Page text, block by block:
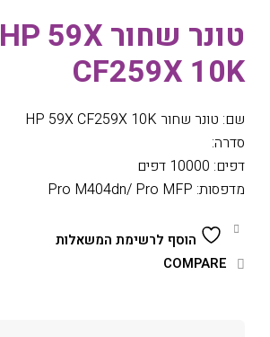
טונר שחור HP 59X
CF259X 10K
שם: טונר שחור HP 59X CF259X 10K
סדרה:
דפים: 10000 דפים
מדפסות: Pro M404dn/ Pro MFP
הוסף לרשימת המשאלות
COMPARE